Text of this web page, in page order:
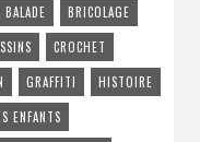
BALADE
BRICOLAGE
CROCHET
GRAFFITI
HISTOIRE
ENFANTS